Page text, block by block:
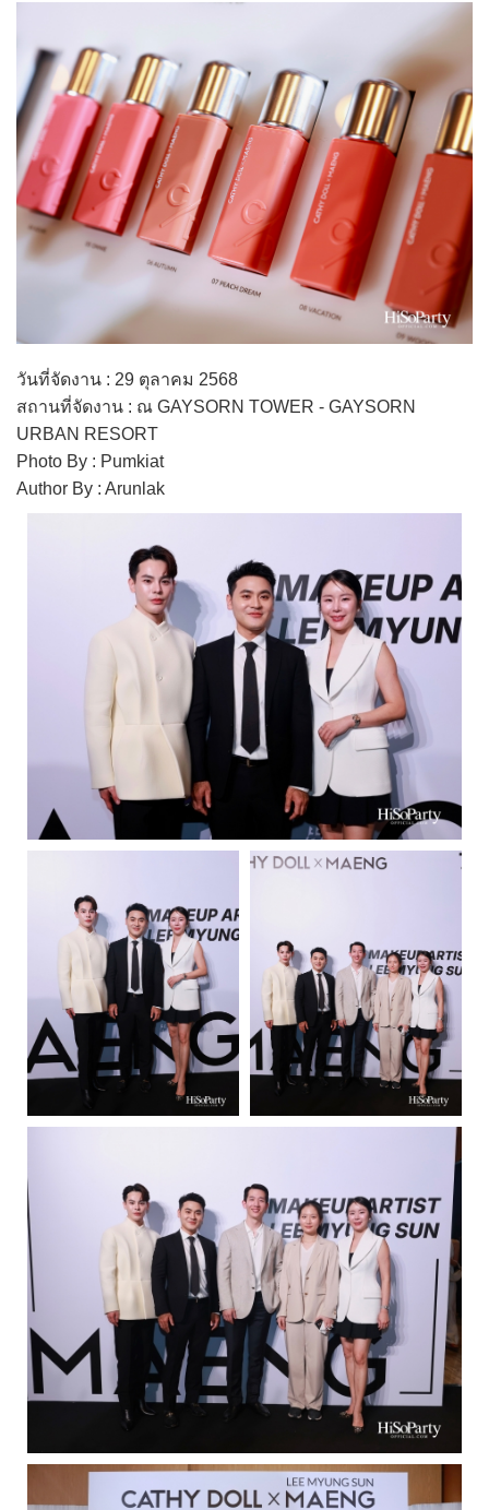
วันที่จัดงาน : 29 ตุลาคม 2568
สถานที่จัดงาน : ณ GAYSORN TOWER - GAYSORN
URBAN RESORT
Photo By : Pumkiat
Author By : Arunlak